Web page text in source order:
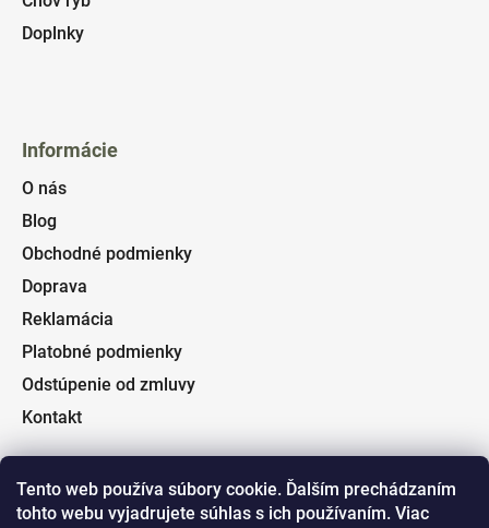
Tento web používa súbory cookie. Ďalším prechádzaním
tohto webu vyjadrujete súhlas s ich používaním. Viac
Doplnky
Informácie
O nás
Blog
Obchodné podmienky
Doprava
Reklamácia
Platobné podmienky
Odstúpenie od zmluvy
Kontakt